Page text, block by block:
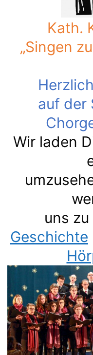
Kath.
„Singen
auf der
Wir laden
uns
Geschichte